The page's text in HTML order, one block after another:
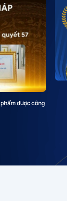
phẩm được công